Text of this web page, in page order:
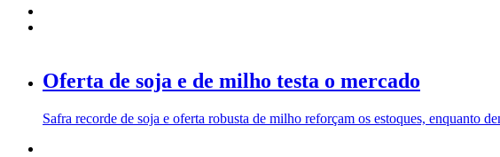
Oferta de soja e de milho testa o mercado
Safra recorde de soja e oferta robusta de milho reforçam os estoques, enquanto